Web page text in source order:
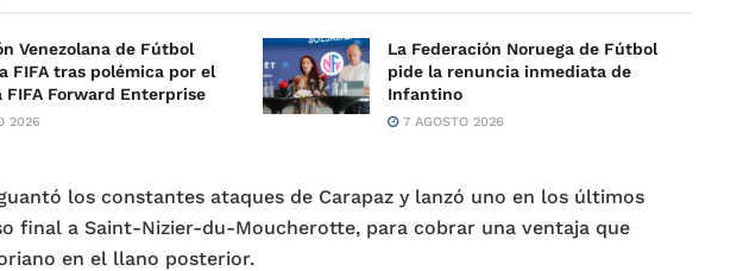
Venezolana de Fútbol
FIFA tras polémica por el
FIFA Forward Enterprise
2026
La Federación Noruega de Fútbol
pide la renuncia inmediata de
Infantino
7 AGOSTO 2026
los constantes ataques de Carapaz y lanzó uno en los últimos
final a Saint-Nizier-du-Moucherotte, para cobrar una ventaja que
en el llano posterior.